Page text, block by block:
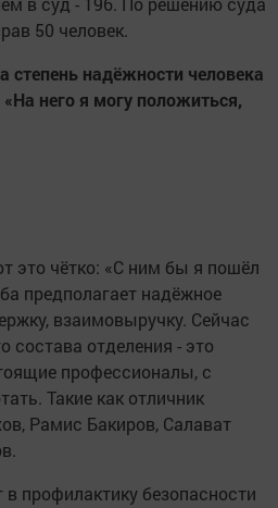
50 человек.
степень надёжности человека
него я могу положиться,
это чётко: «С ним бы я пошёл
предполагает надёжное
взаимовыручку. Сейчас
состава отделения - это
профессионалы, с
Такие как отличник
Рамис Бакиров, Салават
профилактику безопасности